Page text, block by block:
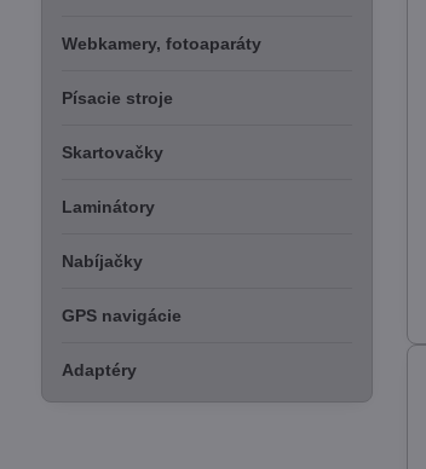
Webkamery, fotoaparáty
Písacie stroje
Skartovačky
Laminátory
Nabíjačky
GPS navigácie
Adaptéry